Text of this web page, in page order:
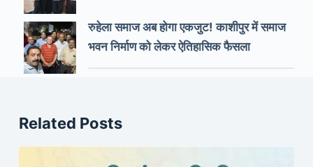
रुहेला समाज अब होगा एकजुट! काशीपुर में समाज
भवन निर्माण को लेकर ऐतिहासिक फैसला
Related Posts